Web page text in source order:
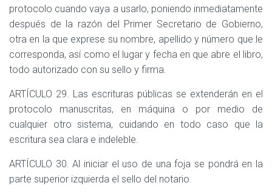
protocolo cuando vaya a usarlo, poniendo inmediatamente
después de la razón del Primer Secretario de Gobierno,
otra en la que exprese su nombre, apellido y número que le
corresponda, así como el lugar y fecha en que abre el libro,
todo autorizado con su sello y firma.
ARTÍCULO 29. Las escrituras públicas se extenderán en el
protocolo manuscritas, en máquina o por medio de
cualquier otro sistema, cuidando en todo caso que la
escritura sea clara e indeleble.
ARTÍCULO 30. Al iniciar el uso de una foja se pondrá en la
parte superior izquierda el sello del notario.